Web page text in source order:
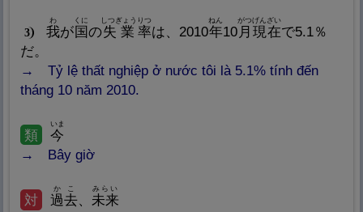
3 我
わ
が国
nhà
くに
の失業
しつぎょう
率
りつ
は、2010年
ねん
10 月
がつ
現在
げんざい
で5.1％
だ。
Tỷ lệ thất nghiệp ở nước tôi là 5.1% tính đến
tháng 10 năm 2010.
類 今
いま
Bây giờ
対 過去
かこ
、 未来
みらい